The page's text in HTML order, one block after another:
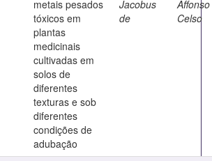
metais pesados
tóxicos em
plantas
medicinais
cultivadas em
solos de
diferentes
texturas e sob
diferentes
condições de
adubação
Jacobus
de
Affonso
Celso